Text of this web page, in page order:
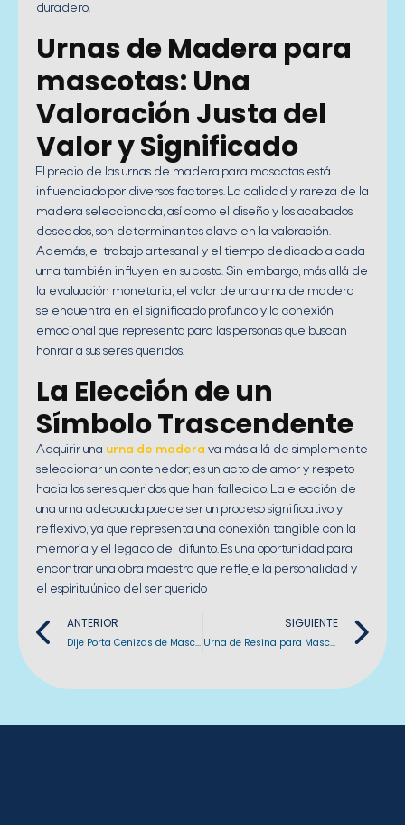
duradero.
Urnas de Madera para
mascotas: Una
Valoración Justa del
Valor y Significado
El precio de las urnas de madera para mascotas está
influenciado por diversos factores. La calidad y rareza de la
madera seleccionada, así como el diseño y los acabados
deseados, son determinantes clave en la valoración.
Además, el trabajo artesanal y el tiempo dedicado a cada
urna también influyen en su costo. Sin embargo, más allá de
la evaluación monetaria, el valor de una urna de madera
se encuentra en el significado profundo y la conexión
emocional que representa para las personas que buscan
honrar a sus seres queridos.
La Elección de un
Símbolo Trascendente
Adquirir una urna de madera va más allá de simplemente
seleccionar un contenedor; es un acto de amor y respeto
hacia los seres queridos que han fallecido. La elección de
una urna adecuada puede ser un proceso significativo y
reflexivo, ya que representa una conexión tangible con la
memoria y el legado del difunto. Es una oportunidad para
encontrar una obra maestra que refleje la personalidad y
el espíritu único del ser querido
Previo
ANTERIOR
Dije Porta Cenizas de Mascotas
SIGUIENTE
Urna de Resina para Mascotas